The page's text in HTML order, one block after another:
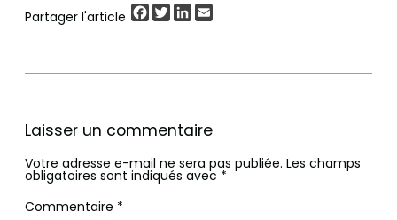
Partager l'article Facebook
TwitterLinkedIn
Laisser un commentaire
Votre adresse e-mail ne sera pas publiée. Les champs
obligatoires sont indiqués avec *
Commentaire *